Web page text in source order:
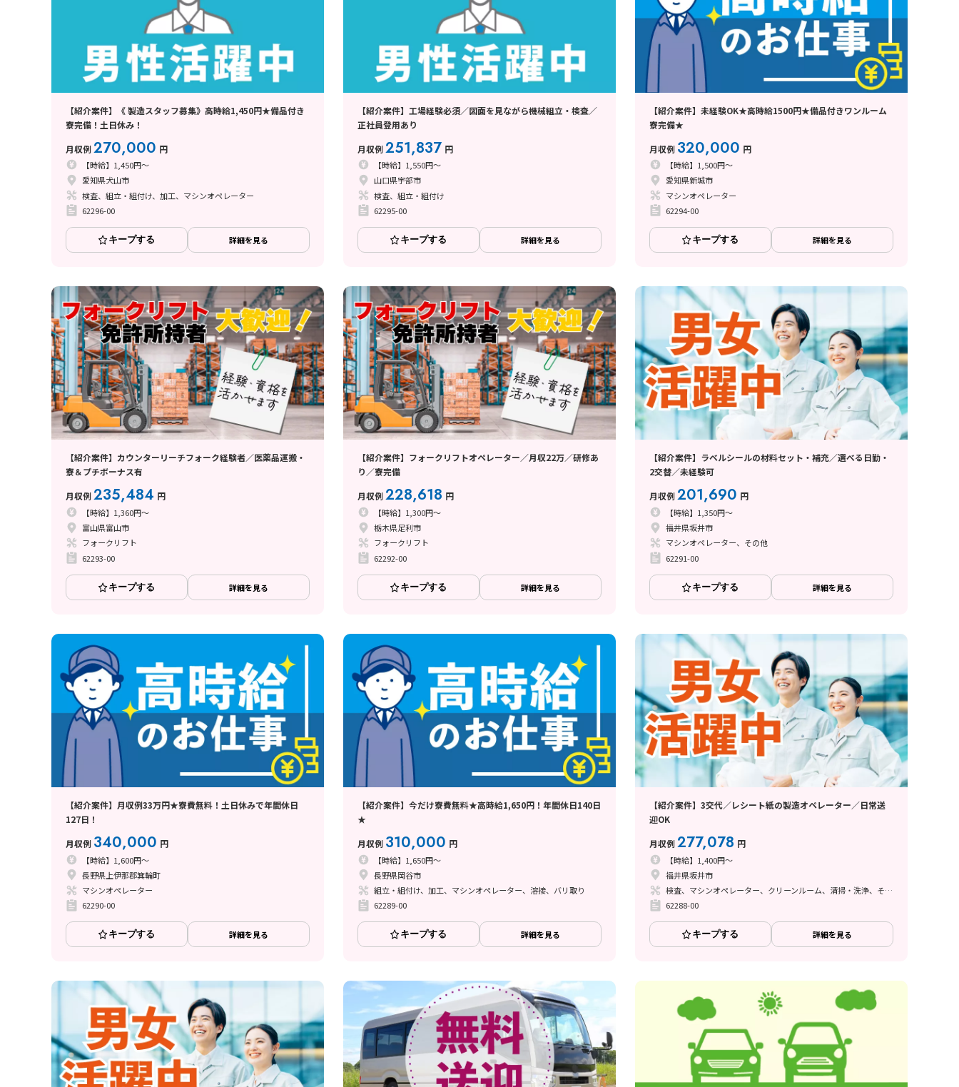
【紹介案件】《 製造スタッフ募集》高時給1,450円★備品付き
寮完備！土日休み！
月収例270,000 円
【時給】1,450円～
愛知県犬山市
検査、組立・組付け、加工、マシンオペレーター
62296-00
キープする 詳細を見る
【紹介案件】工場経験必須／図面を見ながら機械組立・検査／
正社員登用あり
月収例251,837 円
【時給】1,550円～
山口県宇部市
検査、組立・組付け
62295-00
キープする 詳細を見る
【紹介案件】未経験OK★高時給1500円★備品付きワンルーム
寮完備★
月収例 320,000 円
【時給】1,500円～
愛知県新城市
マシンオペレーター
62294-00
キープする 詳細を見る
【紹介案件】カウンターリーチフォーク経験者／医薬品運搬・
寮＆プチボーナス有
月収例235,484 円
【時給】1,360円～
富山県富山市
フォークリフト
62293-00
キープする 詳細を見る
【紹介案件】フォークリフトオペレーター／月収22万／研修あ
り／寮完備
月収例228,618 円
【時給】1,300円～
栃木県足利市
フォークリフト
62292-00
キープする 詳細を見る
【紹介案件】ラベルシールの材料セット・補充／選べる日勤・
2交替／未経験可
月収例201,690 円
【時給】1,350円～
福井県坂井市
マシンオペレーター、その他
62291-00
キープする 詳細を見る
【紹介案件】月収例33万円★寮費無料！土日休みで年間休日
127日！
月収例 340,000 円
【時給】1,600円～
長野県上伊那郡箕輪町
マシンオペレーター
62290-00
キープする 詳細を見る
【紹介案件】今だけ寮費無料★高時給1,650円！年間休日140日
★
月収例 310,000 円
【時給】1,650円～
長野県岡谷市
組立・組付け、加工、マシンオペレーター、溶接、バリ取り
62289-00
キープする 詳細を見る
【紹介案件】3交代／レシート紙の製造オペレーター／日常送
迎OK
月収例277,078 円
【時給】1,400円～
福井県坂井市
検査、マシンオペレーター、クリーンルーム、清掃・洗浄、その他
62288-00
キープする 詳細を見る